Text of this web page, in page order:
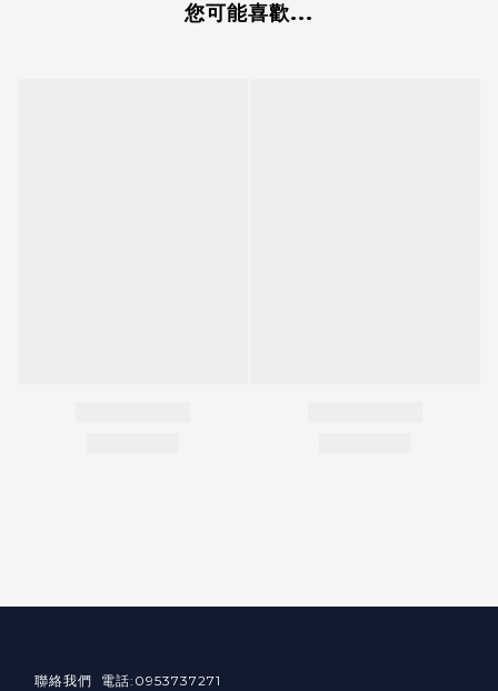
您可能喜歡...
聯絡我們 電話:0953737271